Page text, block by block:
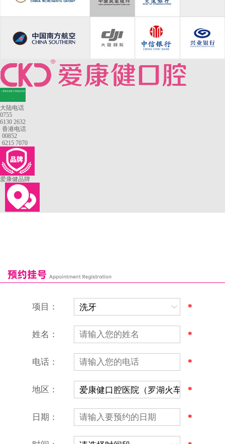
—香港长者医疗券指定牙科
大陆电话
0755
6130 2632
香港电话
00852
6215 7070
爱康健品牌
恒乐口腔诊所
富港口腔诊所
营业时间：9:00-18:00
（节假日照常上班）
项目： *
姓名： *
电话： *
地区： *
日期： *